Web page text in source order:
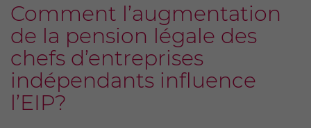
Comment l’augmentation
de la pension légale des
chefs d’entreprises
indépendants influence
l’EIP?